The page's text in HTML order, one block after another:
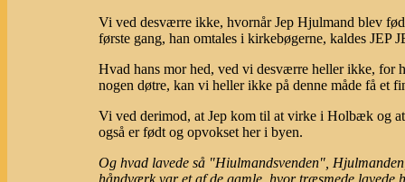
Vi ved desværre ikke, hvornår Jep Hjulmand blev
første gang, han omtales i kirkebøgerne, kaldes JEP
Hvad hans mor hed, ved vi desværre heller ikke, for
nogen døtre, kan vi heller ikke på denne måde få et
Vi ved derimod, at Jep kom til at virke i Holbæk og
også er født og opvokset her i byen.
Og hvad lavede så "Hiulmandsvenden",
håndværk var et af de gamle, hvor træsmede